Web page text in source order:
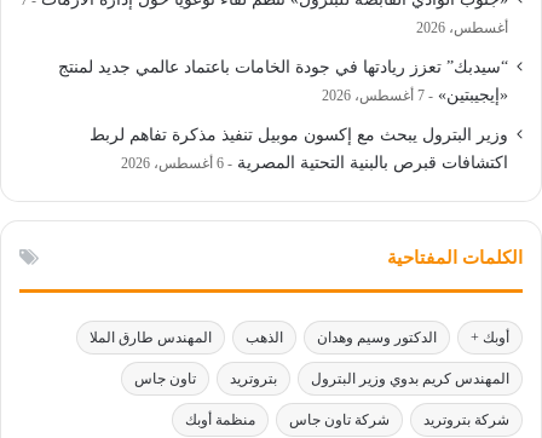
أغسطس، 2026
“سيدبك” تعزز ريادتها في جودة الخامات باعتماد عالمي جديد لمنتج
«إيجيبتين»
7 أغسطس، 2026
وزير البترول يبحث مع إكسون موبيل تنفيذ مذكرة تفاهم لربط
اكتشافات قبرص بالبنية التحتية المصرية
6 أغسطس، 2026
الكلمات المفتاحية
أوبك + الدكتور وسيم وهدان الذهب المهندس طارق الملا
المهندس كريم بدوي وزير البترول بتروتريد تاون جاس
شركة بتروتريد شركة تاون جاس منظمة أوبك